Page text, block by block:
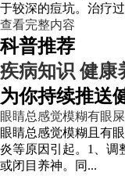
于较深的痘坑。治疗
查看完整内容
科普推荐
疾病知识 健康
为你持续推送
眼睛总感觉模糊有眼
眼睛总感觉模糊且有
炎等原因引起。1、调
或闭目养神。同...